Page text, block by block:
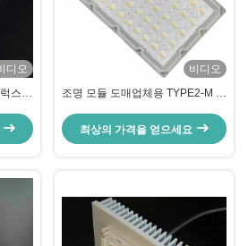
디오
스
비디오
조명 모듈 도매업체용 TYPE2-M 빔
3030 LED PCB 보드
최상의 가격을 얻으세요